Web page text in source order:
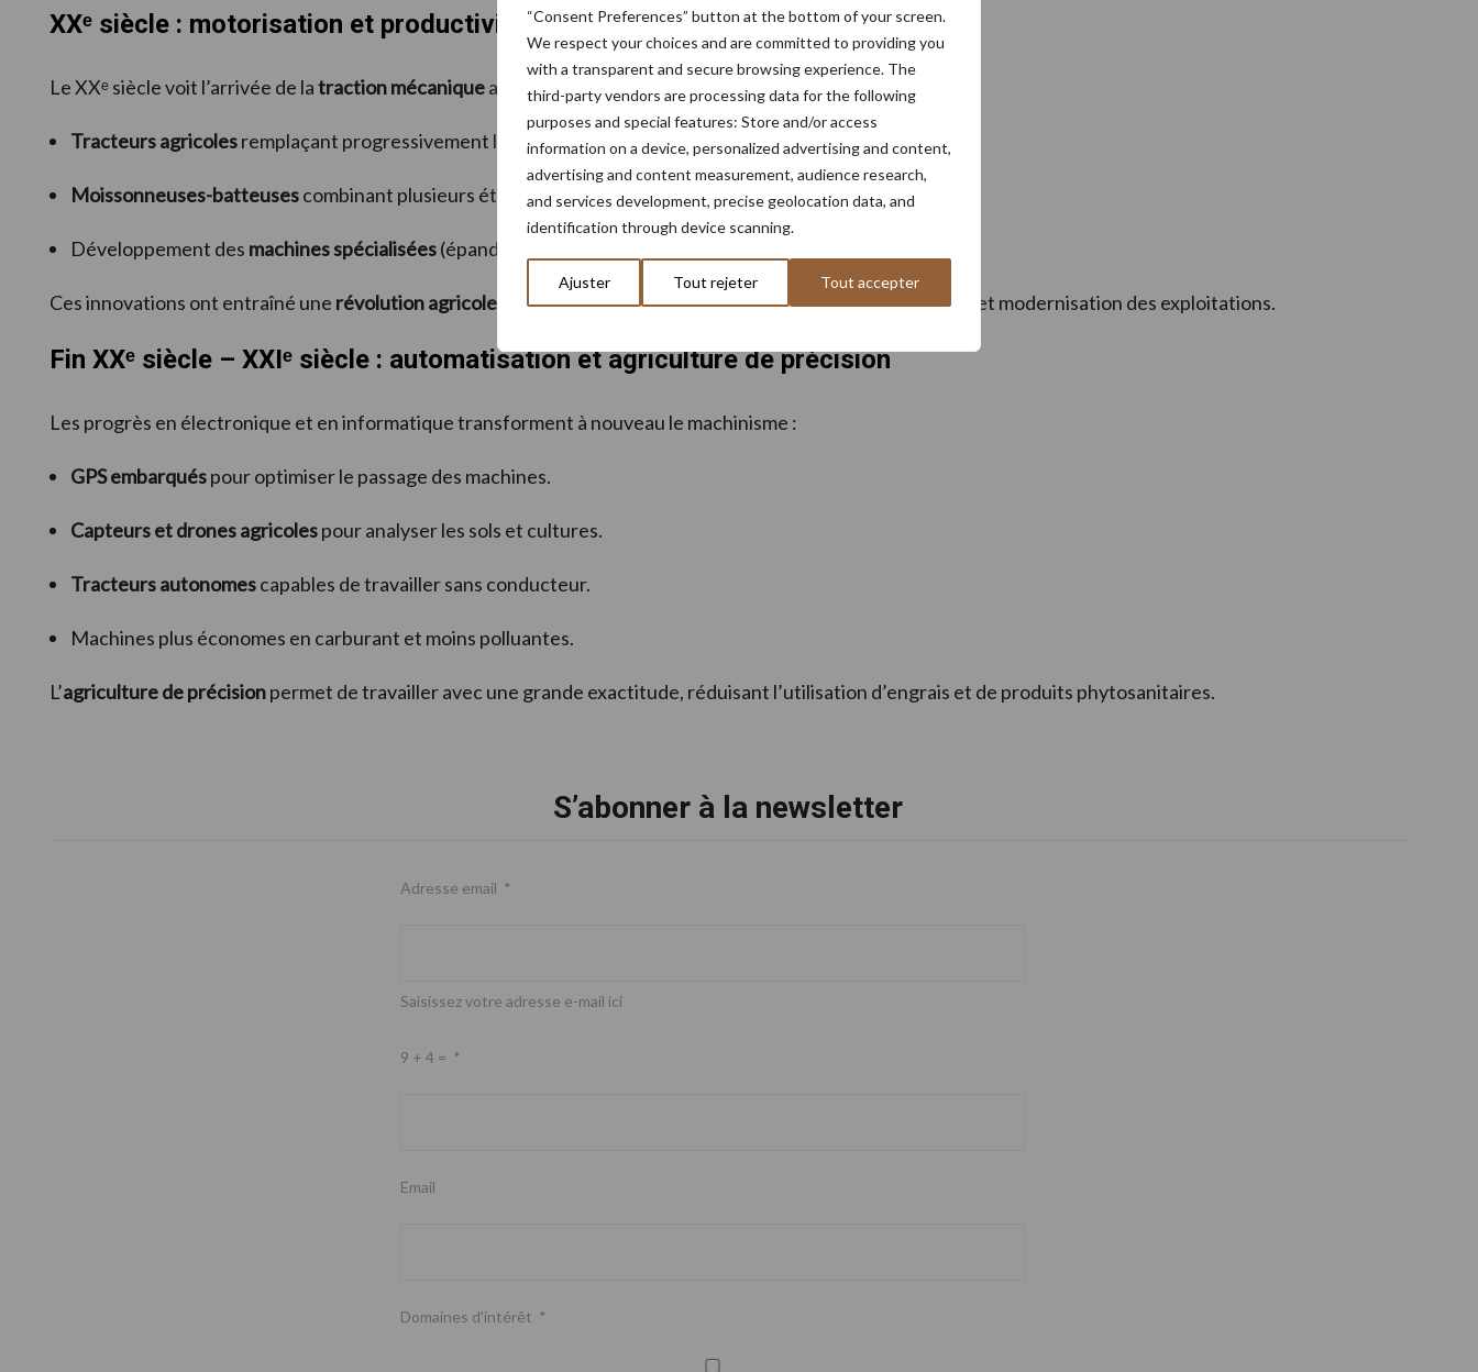
“Consent Preferences” button at the bottom of your screen.
We respect your choices and are committed to providing you
with a transparent and secure browsing experience. The
third-party vendors are processing data for the following
purposes and special features: Store and/or access
information on a device, personalized advertising and content,
advertising and content measurement, audience research,
and services development, precise geolocation data, and
identification through device scanning.
Ajuster Tout rejeter Tout accepter
XXᵉ siècle : motorisation et productivité
Le XXᵉ siècle voit l’arrivée de latraction mécaniqueavec :
Tracteurs agricolesremplaçant progressivement les animaux de trait.
Moissonneuses-batteusescombinant plusieurs étapes de récolte.
Développement des machines spécialisées(épandeurs, presses à balles, arracheuses de betteraves).
Ces innovations ont entraîné une révolution agricole: production de masse, extension des surfaces cultivées et modernisation des exploitations.
Fin XXᵉ siècle – XXIᵉ siècle : automatisation et agriculture de précision
Les progrès en électronique et en informatique transforment à nouveau le machinisme :
GPS embarquéspour optimiser le passage des machines.
Capteurs et drones agricolespour analyser les sols et cultures.
Tracteurs autonomescapables de travailler sans conducteur.
Machines plus économes en carburant et moins polluantes.
L’agriculture de précisionpermet de travailler avec une grande exactitude, réduisant l’utilisation d’engrais et de produits phytosanitaires.
S’abonner à la newsletter
Adresse email *
Saisissez votre adresse e-mail ici
9 + 4 = *
Email
Domaines d'intérêt *